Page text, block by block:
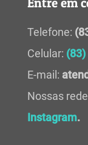
Telefone:
Celular:
E-mail:
Nossas
Instagram.